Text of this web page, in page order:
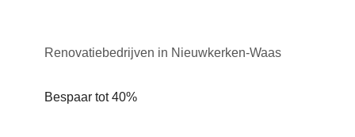
Renovatiebedrijven in Nieuwkerken-Waas
Bespaar tot 40%